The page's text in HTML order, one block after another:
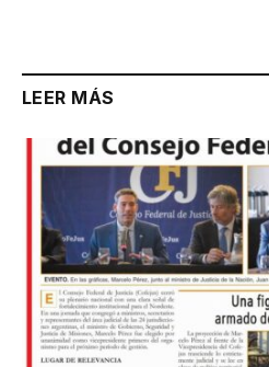
LEER MÁS